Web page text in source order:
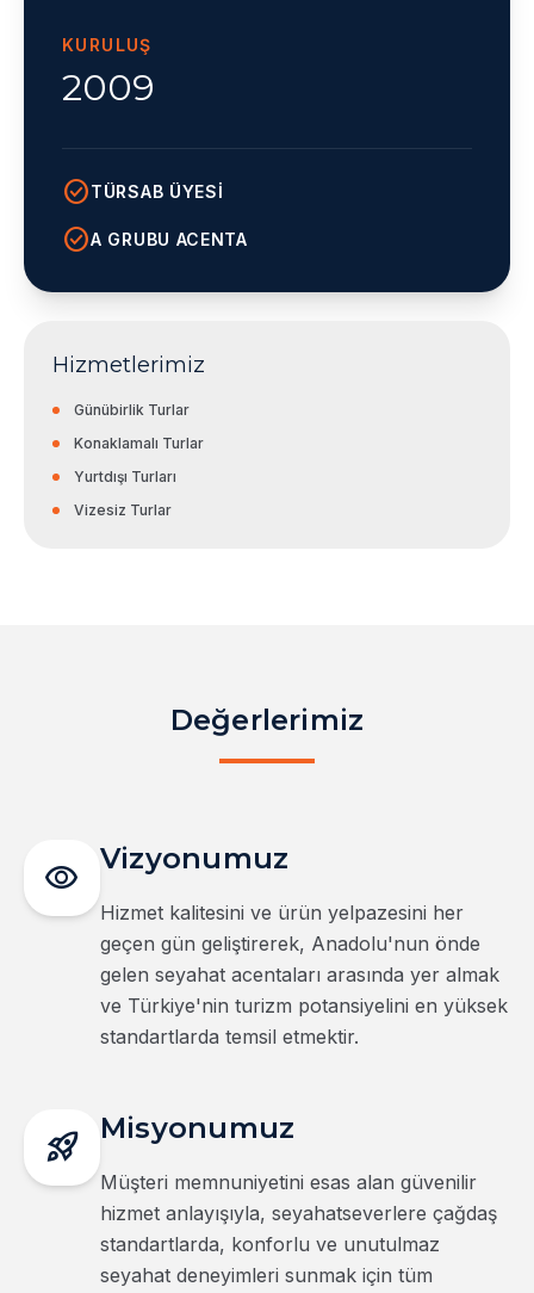
KURULUŞ
2009
check_circleTÜRSAB ÜYESI
check_circleA GRUBU ACENTA
Hizmetlerimiz
Günübirlik Turlar
Konaklamalı Turlar
Yurtdışı Turları
Vizesiz Turlar
Değerlerimiz
visibility Vizyonumuz
Hizmet kalitesini ve ürün yelpazesini her
geçen gün geliştirerek, Anadolu'nun önde
gelen seyahat acentaları arasında yer almak
ve Türkiye'nin turizm potansiyelini en yüksek
standartlarda temsil etmektir.
rocket_launch Misyonumuz
Müşteri memnuniyetini esas alan güvenilir
hizmet anlayışıyla, seyahatseverlere çağdaş
standartlarda, konforlu ve unutulmaz
seyahat deneyimleri sunmak için tüm